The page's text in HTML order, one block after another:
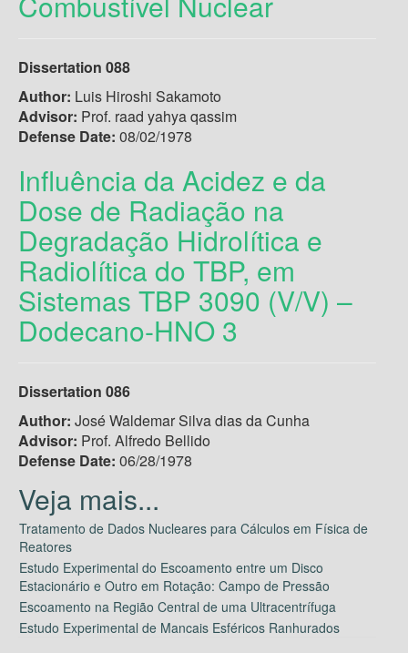
Dissertation 088
Author: Luis Hiroshi Sakamoto
Advisor: Prof. raad yahya qassim
Defense Date: 08/02/1978
Influência da Acidez e da
Dose de Radiação na
Degradação Hidrolítica e
Radiolítica do TBP, em
Sistemas TBP 3090 (V/V) –
Dodecano-HNO 3
Dissertation 086
Author: José Waldemar Silva dias da Cunha
Advisor: Prof. Alfredo Bellido
Defense Date: 06/28/1978
Tratamento de Dados Nucleares para Cálculos em Física de
Reatores
Estudo Experimental do Escoamento entre um Disco
Estacionário e Outro em Rotação: Campo de Pressão
Escoamento na Região Central de uma Ultracentrífuga
Estudo Experimental de Mancais Esféricos Ranhurados